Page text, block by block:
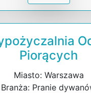
Piorących
Miasto: Warszawa
Branża: Pranie